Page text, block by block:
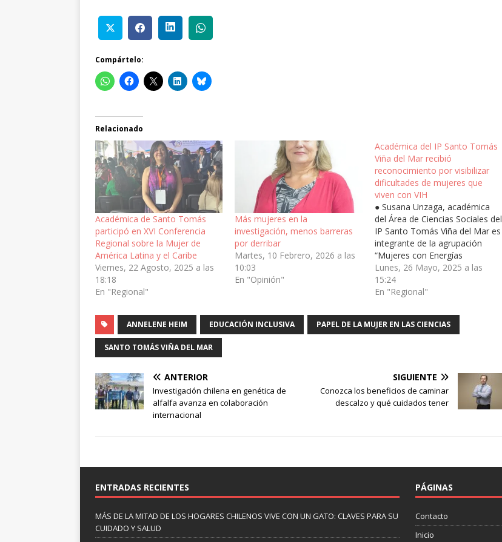
Compártelo:
Relacionado
Académica de Santo Tomás
participó en XVI Conferencia
Regional sobre la Mujer de
América Latina y el Caribe
Viernes, 22 Agosto, 2025 a las
18:18
En "Regional"
Más mujeres en la
investigación, menos barreras
por derribar
Martes, 10 Febrero, 2026 a las
10:03
En "Opinión"
Académica del IP Santo Tomás
Viña del Mar recibió
reconocimiento por visibilizar
dificultades de mujeres que
viven con VIH
● Susana Unzaga, académica
del Área de Ciencias Sociales del
IP Santo Tomás Viña del Mar es
integrante de la agrupación
“Mujeres con Energías
Positivas” y se ha dedicado a
apoyar a las mujeres con VIH en
la región que enfrentan
salud y en su…
Lunes, 26 Mayo, 2025 a las
15:24
En "Regional"
ANNELENE HEIM EDUCACIÓN INCLUSIVA PAPEL DE LA MUJER EN LAS CIENCIAS
SANTO TOMÁS VIÑA DEL MAR
ANTERIOR
Investigación chilena en genética de
alfalfa avanza en colaboración
internacional
SIGUIENTE
Conozca los beneficios de caminar
descalzo y qué cuidados tener
ENTRADAS RECIENTES
MÁS DE LA MITAD DE LOS HOGARES CHILENOS VIVE CON UN GATO: CLAVES PARA SU
CUIDADO Y SALUD
PÁGINAS
Contacto
Inicio